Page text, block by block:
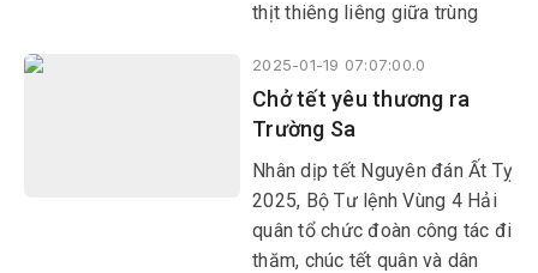
thịt thiêng liêng giữa trùng
quốc Việt Nam, phóng viên
Báo Phú Yên ghi lại không khí
chào cờ đầu năm của cán bộ,
chiến sĩ và Nhân dân trên quần
đảo Trường Sa.
2025-01-19 07:07:00.0
Chở tết yêu thương ra
Trường Sa
Nhân dịp tết Nguyên đán Ất Tỵ
2025, Bộ Tư lệnh Vùng 4 Hải
quân tổ chức đoàn công tác đi
thăm, chúc tết quân và dân